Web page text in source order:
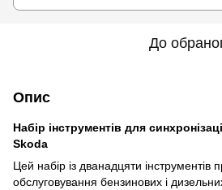
До
Опис
Набір інструментів для
Skoda
Цей набір із дванадцяти інструментів
обслуговування бензинових і